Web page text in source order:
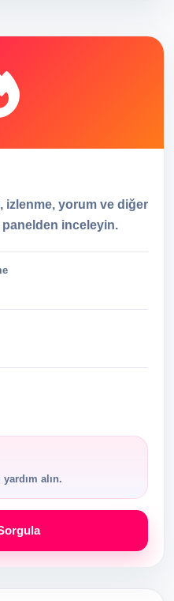
izlenme, yorum ve diğer
inceleyin.
alın.